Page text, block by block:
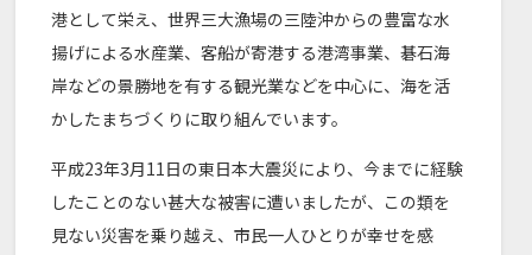
港として栄え、世界三大漁場の三陸沖からの豊富な水
揚げによる水産業、客船が寄港する港湾事業、碁石海
岸などの景勝地を有する観光業などを中心に、海を活
かしたまちづくりに取り組んでいます。
平成23年3月11日の東日本大震災により、今までに経験
したことのない甚大な被害に遭いましたが、この類を
見ない災害を乗り越え、市民一人ひとりが幸せを感